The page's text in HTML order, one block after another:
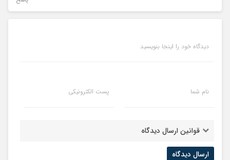
دیدگاه خود را اینجا بنویسید
نام شما پست الکترونیکی
قوانین ارسال دیدگاه